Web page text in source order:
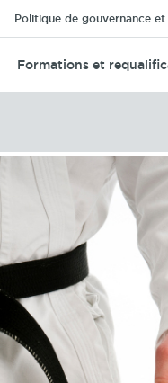
Formations et
Politique de gouvernance